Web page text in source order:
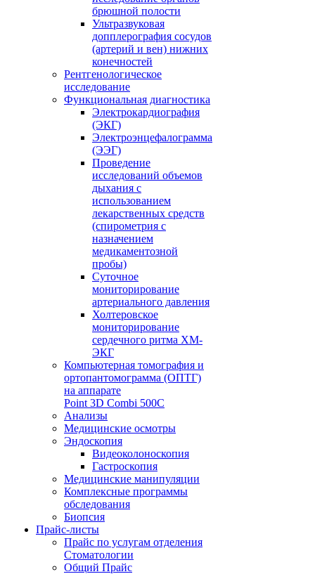
брюшной полости
Ультразвуковая
допплерография сосудов
(артерий и вен) нижних
конечностей
Рентгенологическое
исследование
Функциональная диагностика
Электрокардиография
(ЭКГ)
Электроэнцефалограмма
(ЭЭГ)
Проведение
исследований объемов
дыхания с
использованием
лекарственных средств
(спирометрия с
назначением
медикаментозной
пробы)
Суточное
мониторирование
артериального давления
Холтеровское
мониторирование
сердечного ритма ХМ-
ЭКГ
Компьютерная томография и
ортопантомограмма (ОПТГ)
на аппарате
Point 3D Combi 500C
Анализы
Медицинские осмотры
Эндоскопия
Видеоколоноскопия
Гастроскопия
Медицинские манипуляции
Комплексные программы
обследования
Биопсия
Прайс-листы
Прайс по услугам отделения
Стоматологии
Общий Прайс